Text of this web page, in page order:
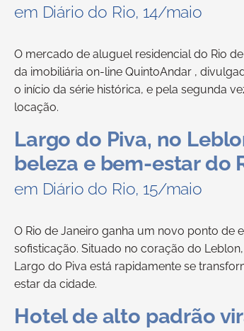
em Diário do Rio, 14/maio
O mercado de aluguel residencial do Rio
da imobiliária on-line QuintoAndar ,
o início da série histórica, e pela segunda
locação.
Largo do Piva, no
beleza e bem-estar do
em Diário do Rio, 15/maio
O Rio de Janeiro ganha um novo ponto
sofisticação. Situado no coração do
Largo do Piva está rapidamente se
estar da cidade.
Hotel de alto padrão